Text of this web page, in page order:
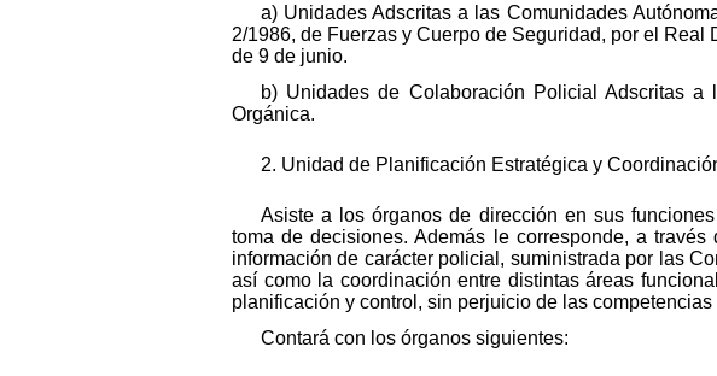
a) Unidades Adscritas a las Comunidades
2/1986, de Fuerzas y Cuerpo de Seguridad, por el
de 9 de junio.
b) Unidades de Colaboración Policial Adscritas
Orgánica.
2. Unidad de Planificación Estratégica y
Asiste a los órganos de dirección en sus
toma de decisiones. Además le corresponde, a
información de carácter policial, suministrada por las
así como la coordinación entre distintas áreas
planificación y control, sin perjuicio de las
Contará con los órganos siguientes: